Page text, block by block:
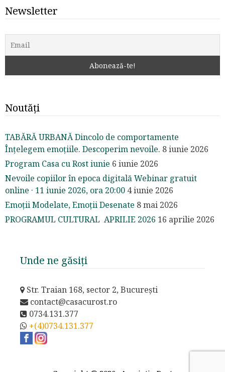
Newsletter
Noutăți
TABĂRĂ URBANĂ Dincolo de comportamente
Înțelegem emoțiile. Descoperim nevoile. 8 iunie 2026
Program Casa cu Rost iunie 6 iunie 2026
Nevoile copiilor în epoca digitală Webinar gratuit
online · 11 iunie 2026, ora 20:00 4 iunie 2026
Emoții Modelate, Emoții Desenate 8 mai 2026
PROGRAMUL CULTURAL APRILIE 2026 16 aprilie 2026
Unde ne găsiți
Str. Traian 168, sector 2, București
contact@casacurost.ro
0734.131.377
+(4)0734.131.377